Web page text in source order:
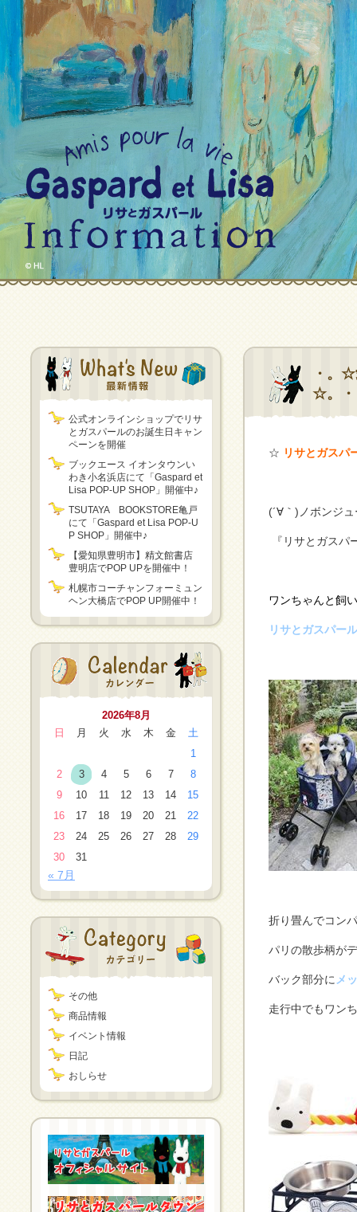
公式オンラインショップでリサ
とガスパールのお誕生日キャン
ペーンを開催
ブックエース イオンタウンい
わき小名浜店にて「Gaspard et
Lisa POP-UP SHOP」開催中♪
TSUTAYA BOOKSTORE亀戸
にて「Gaspard et Lisa POP-U
P SHOP」開催中♪
【愛知県豊明市】精文館書店
豊明店でPOP UPを開催中！
札幌市コーチャンフォーミュン
ヘン大橋店でPOP UP開催中！
2026年8月
日
月 火 水 木 金
土
1
2
3 4 5 6 7
8
9
10 11 12 13 14
15
16
17 18 19 20 21
22
23
24 25 26 27 28
29
30
31
« 7月
その他
商品情報
イベント情報
日記
おしらせ
・。
☆。・
☆ リサとガスパ
(´∀｀)ノボンジ
『リサとガスパ
ワンちゃんと飼
リサとガスパー
折り畳んでコン
パリの散歩柄が
バック部分に メ
走行中でもワン